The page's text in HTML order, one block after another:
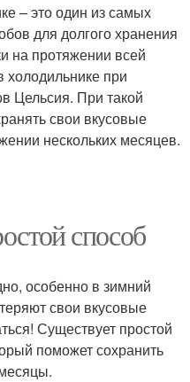
– это один из самых
для долгого хранения
на протяжении всей
при
Цельсия. При такой
свои вкусовые
нескольких месяцев.
способ
особенно в зимний
свои вкусовые
Существует простой
поможет сохранить